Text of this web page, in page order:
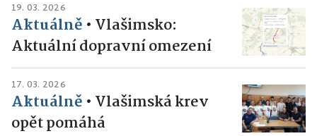
19. 03. 2026
Aktuálně • Vlašimsko:
Aktuální dopravní omezení
17. 03. 2026
Aktuálně • Vlašimská krev
opět pomáhá